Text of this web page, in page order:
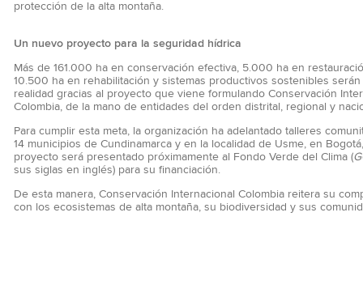
protección de la alta
Un nuevo proyecto para la seguridad hídrica
Más de 161.000 ha en conservación efectiva, 5.000 ha en
10.500 ha en rehabilitación y sistemas productivos sostenibles serán
realidad gracias al proyecto que viene formulando Conservación
Colombia, de la mano de entidades del orden distrital, regional y
Para cumplir esta meta, la organización ha adelantado talleres
14 municipios de Cundinamarca y en la localidad de Usme, en
proyecto será presentado próximamente al Fondo Verde del Clima (
sus siglas en inglés) para su financiación.
De esta manera, Conservación Internacional Colombia reitera su
con los ecosistemas de alta montaña, su biodiversidad y sus